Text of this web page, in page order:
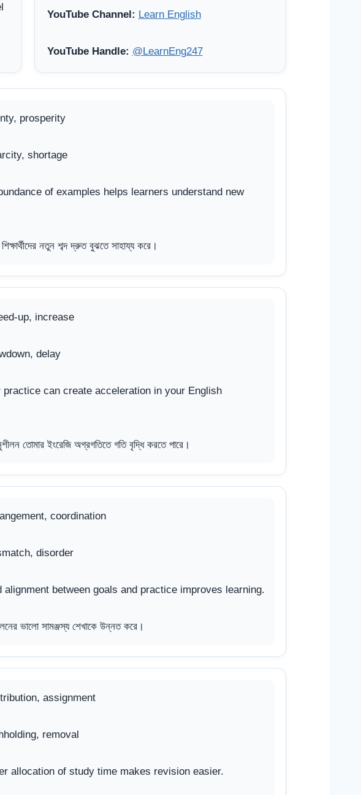
YouTube Channel: Learn English
YouTube Handle: @LearnEng247
prosperity
shortage
of examples helps learners understand new
নতুন শব্দ দ্রুত বুঝতে সাহায্য করে।
up, increase
delay
practice can create acceleration in your English
তোমার ইংরেজি অগ্রগতিতে গতি বৃদ্ধি করতে পারে।
coordination
disorder
alignment between goals and practice improves learning.
ভালো সামঞ্জস্য শেখাকে উন্নত করে।
assignment
removal
allocation of study time makes revision easier.